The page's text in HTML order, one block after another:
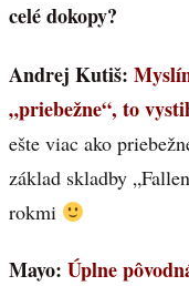
celé dokopy?
Andrej Kutiš:
„priebežne“, to
ešte viac ako
základ skladby
rokmi
Mayo: Úplne